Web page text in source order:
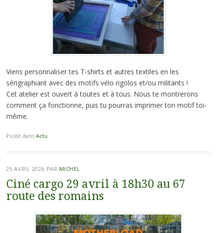
Viens personnaliser tes T-shirts et autres textiles en les
sérigraphiant avec des motifs vélo rigolos et/ou militants !
Cet atelier est ouvert à toutes et à tous. Nous te montrerons
comment ça fonctionne, puis tu pourras imprimer ton motif toi-
même.
Posté dans Actu
25 AVRIL 2026 PAR MICHEL
Ciné cargo 29 avril à 18h30 au 67
route des romains